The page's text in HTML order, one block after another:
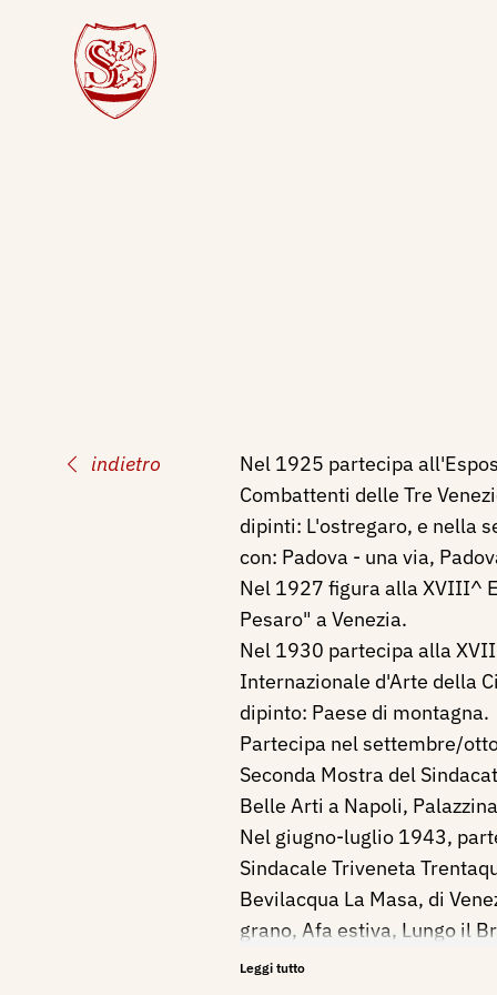
indietro
Nel 1925 partecipa
Combattenti delle Tre
dipinti: L'ostregaro, e nella
con: Padova - una via,
Nel 1927 figura alla XVIII^
Pesaro" a Venezia.
Nel 1930 partecipa alla
Internazionale d'Arte della
dipinto: Paese di montagna.
Partecipa nel settembre/
Seconda Mostra del
Belle Arti a Napoli,
Nel giugno-luglio 1943,
Sindacale Triveneta
Bevilacqua La Masa, di
grano, Afa estiva, Lungo il
Giugno sui colli.
Leggi tutto